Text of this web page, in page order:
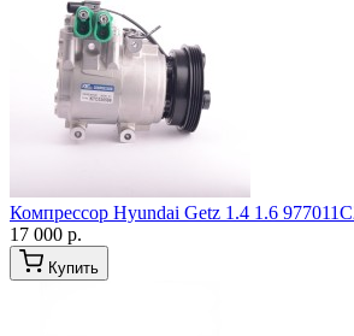
Компрессор Hyundai Getz 1.4 1.6
17 000 р.
Купить